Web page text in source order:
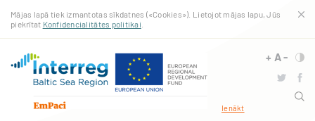
galveno
saturu
Mājas lapā tiek izmantotas sīkdatnes («Cookies»). Lietojot mājas lapu, Jūs
piekrītat Konfidencialitātes politikai
+ A-
Ienākt